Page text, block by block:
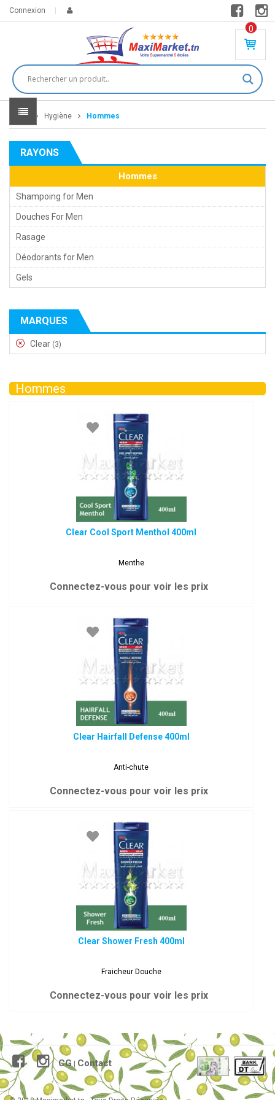
Connexion
0
PR
DU
IT(
S)
DT
Home Hygiène Hommes
RAYONS
Hommes
Shampoing for Men
Douches For Men
Rasage
Déodorants for Men
Gels
MARQUES
Clear (3)
Hommes
Clear Cool Sport Menthol 400ml
Menthe
Connectez-vous pour voir les prix
Clear Hairfall Defense 400ml
Anti-chute
Connectez-vous pour voir les prix
Clear Shower Fresh 400ml
Fraicheur Douche
Connectez-vous pour voir les prix
CG| Contact